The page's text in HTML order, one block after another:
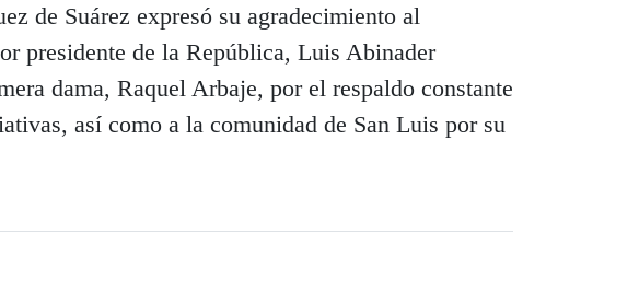
de Suárez expresó su agradecimiento al
presidente de la República, Luis Abinader
dama, Raquel Arbaje, por el respaldo constante
así como a la comunidad de San Luis por su